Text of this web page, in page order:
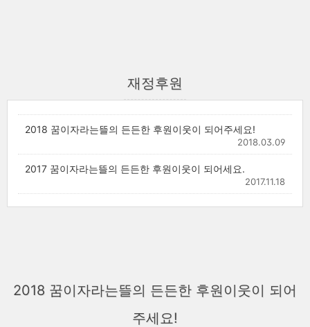
재정후원
2018 꿈이자라는뜰의 든든한 후원이웃이 되어주세요!
2018.03.09
2017 꿈이자라는뜰의 든든한 후원이웃이 되어세요.
2017.11.18
2018 꿈이자라는뜰의 든든한 후원이웃이 되어
주세요!